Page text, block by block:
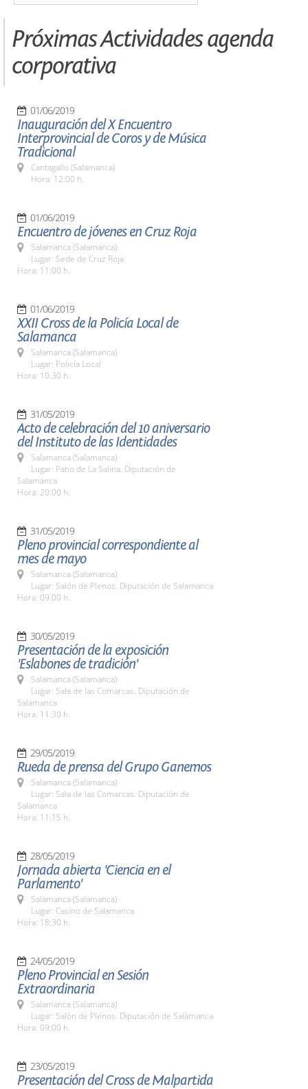
Próximas Actividades agenda
corporativa
01/06/2019
Inauguración del X Encuentro
Interprovincial de Coros y de Música
Tradicional
Cantagallo (Salamanca)
Hora: 12:00 h.
01/06/2019
Encuentro de jóvenes en Cruz Roja
Salamanca (Salamanca)
Lugar: Sede de Cruz Roja
Hora: 11:00 h.
01/06/2019
XXII Cross de la Policía Local de
Salamanca
Salamanca (Salamanca)
Lugar: Policía Local
Hora: 10:30 h.
31/05/2019
Acto de celebración del 10 aniversario
del Instituto de las Identidades
Salamanca (Salamanca)
Lugar: Patio de La Salina. Diputación de
Salamanca
Hora: 20:00 h.
31/05/2019
Pleno provincial correspondiente al
mes de mayo
Salamanca (Salamanca)
Lugar: Salón de Plenos. Diputación de Salamanca
Hora: 09:00 h.
30/05/2019
Presentación de la exposición
'Eslabones de tradición'
Salamanca (Salamanca)
Lugar: Sala de las Comarcas. Diputación de
Salamanca
Hora: 11:30 h.
29/05/2019
Rueda de prensa del Grupo Ganemos
Salamanca (Salamanca)
Lugar: Sala de las Comarcas. Diputación de
Salamanca
Hora: 11:15 h.
28/05/2019
Jornada abierta 'Ciencia en el
Parlamento'
Salamanca (Salamanca)
Lugar: Casino de Salamanca
Hora: 18:30 h.
24/05/2019
Pleno Provincial en Sesión
Extraordinaria
Salamanca (Salamanca)
Lugar: Salón de Plenos. Diputación de Salamanca
Hora: 09:00 h.
23/05/2019
Presentación del Cross de Malpartida